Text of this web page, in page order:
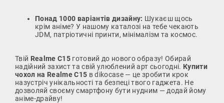
Понад 1000 варіантів дизайну: Шукаєш щось
крім аніме? У нашому каталозі на тебе чекають
JDM, патріотичні принти, мінімалізм та космос.
Твій Realme C15 готовий до нового образу! Обирай
надійний захист та свій улюблений арт сьогодні. Купити
чохол на Realme C15 в dikocase — це зробити крок
назустріч унікальності та безпеці твого гаджета. Не
дозволяй своєму смартфону бути нудним — додай йому
аніме-драйву!